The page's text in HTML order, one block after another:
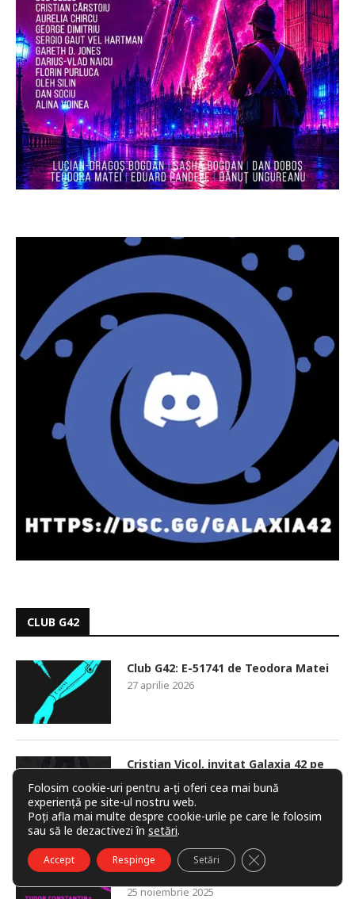
CLUB G42
Club G42: E-51741 de Teodora Matei
27 aprilie 2026
Cristian Vicol, invitat Galaxia 42 pe
28 ianuarie 2026
Club G42 – Punem pe tarabă texte și
păreri!
25 noiembrie 2025
Folosim cookie-uri pentru a-ți oferi cea mai bună
experiență pe site-ul nostru web.
Poți afla mai multe despre cookie-urile pe care le folosim
sau să le dezactivezi în setări.
Accept Respinge Setări CLOSE GDPR